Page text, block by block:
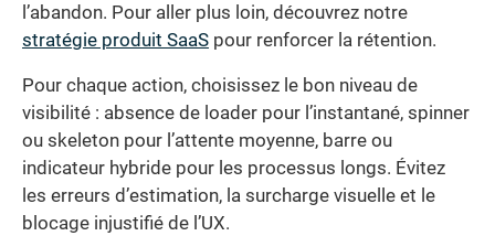
l’abandon. Pour aller plus loin, découvrez notre
stratégie produit SaaS pour renforcer la rétention.
Pour chaque action, choisissez le bon niveau de
visibilité : absence de loader pour l’instantané, spinner
ou skeleton pour l’attente moyenne, barre ou
indicateur hybride pour les processus longs. Évitez
les erreurs d’estimation, la surcharge visuelle et le
blocage injustifié de l’UX.